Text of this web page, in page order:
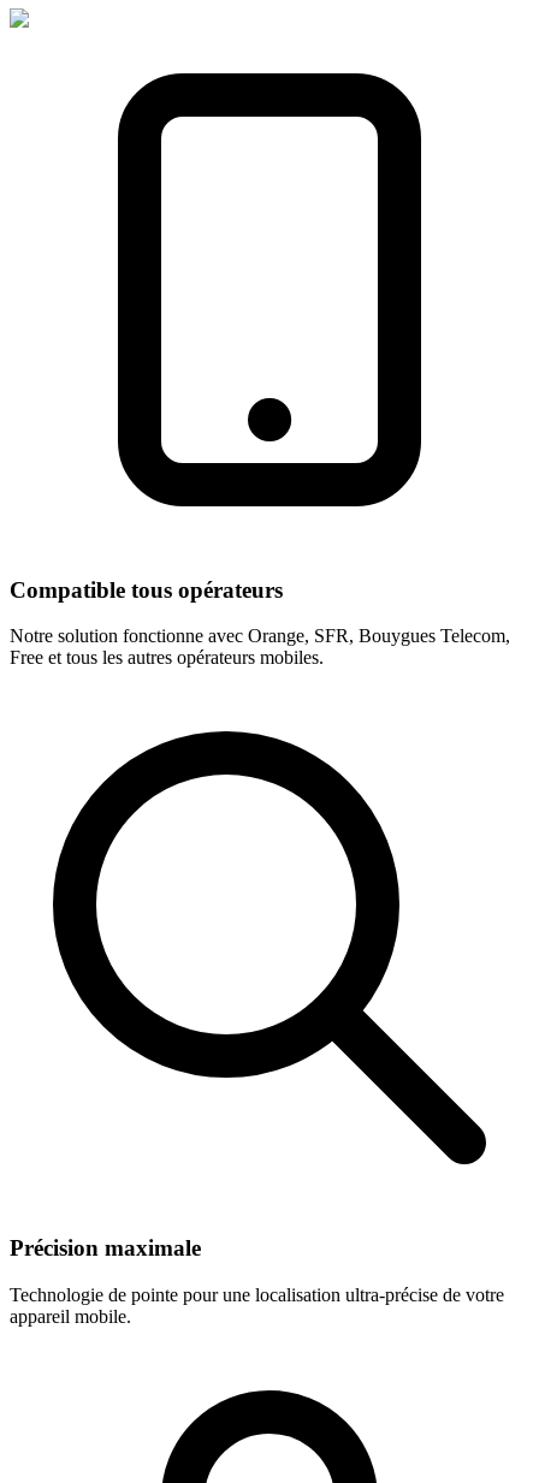
Compatible tous opérateurs
Notre solution fonctionne avec Orange, SFR, Bouygues Telecom,
Free et tous les autres opérateurs mobiles.
Précision maximale
Technologie de pointe pour une localisation ultra-précise de votre
appareil mobile.